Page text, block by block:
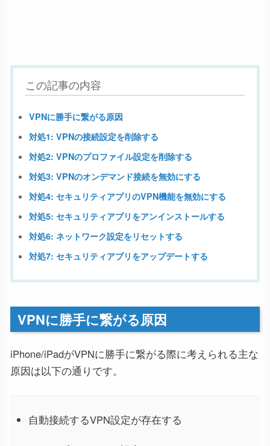
この記事の内容
VPNに勝手に繋がる原因
対処1: VPNの接続設定を削除する
対処2: VPNのプロファイル設定を削除する
対処3: VPNのオンデマンド接続を無効にする
対処4: セキュリティアプリのVPN機能を無効にする
対処5: セキュリティアプリをアンインストールする
対処6: ネットワーク設定をリセットする
対処7: セキュリティアプリをアップデートする
VPNに勝手に繋がる原因
iPhone/iPadがVPNに勝手に繋がる際に考えられる主な
原因は以下の通りです。
自動接続するVPN設定が存在する